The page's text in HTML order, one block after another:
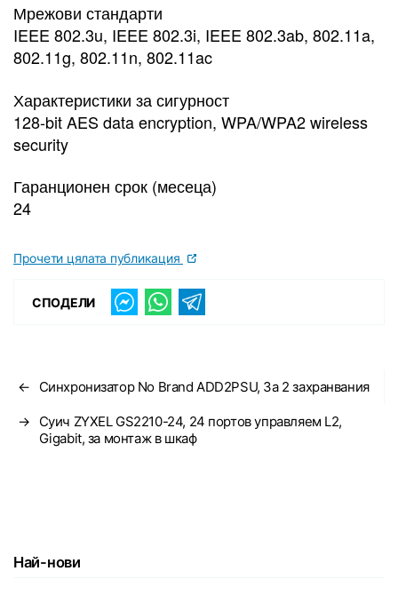
Мрежови стандарти
IEEE 802.3u, IEEE 802.3i, IEEE 802.3ab, 802.11a,
802.11g, 802.11n, 802.11ac
Характеристики за сигурност
128-bit AES data encryption, WPA/WPA2 wireless
security
Гаранционен срок (месеца)
24
Прочети цялата публикация
СПОДЕЛИ
← Синхронизатор No Brand ADD2PSU, За 2 захранвания
→
Суич ZYXEL GS2210-24, 24 портов управляем L2,
Gigabit, за монтаж в шкаф
Най-нови